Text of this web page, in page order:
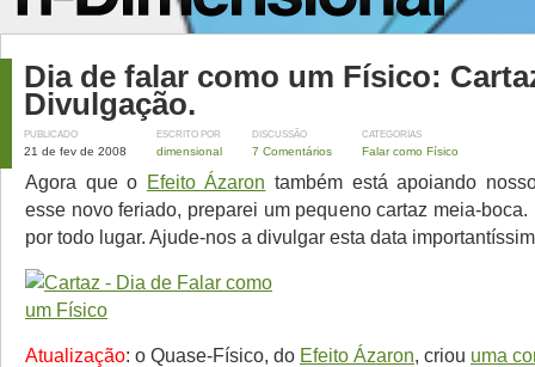
Dia de falar como um Físico:
Divulgação.
PUBLICADO
21 de fev de 2008
ESCRITO POR
dimensional
DISCUSSÃO
7 Comentários
CATEGORIAS
Falar como Físico
Agora que o Efeito Ázaron também está apoiando
esse novo feriado, preparei um pequeno cartaz meia-boca.
por todo lugar. Ajude-nos a divulgar esta data
Atualização: o Quase-Físico, do Efeito Ázaron, criou uma